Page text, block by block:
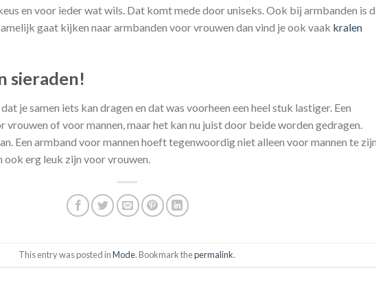
en voor ieder wat wils. Dat komt mede door uniseks. Ook bij armbanden is
gaat kijken naar armbanden voor vrouwen dan vind je ook vaak kralen
sieraden!
je samen iets kan dragen en dat was voorheen een heel stuk lastiger. Een
vrouwen of voor mannen, maar het kan nu juist door beide worden gedragen.
Een armband voor mannen hoeft tegenwoordig niet alleen voor mannen te zijn.
ook erg leuk zijn voor vrouwen.
This entry was posted inMode. Bookmark thepermalink.